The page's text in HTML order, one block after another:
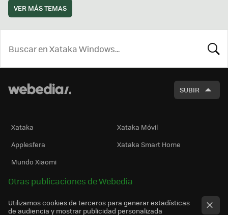
VER MÁS TEMAS
SUBIR
Xataka
Xataka Móvil
Applesfera
Xataka Smart Home
Mundo Xiaomi
Otras publicaciones de Webedia
Utilizamos cookies de terceros para generar estadísticas
de audiencia y mostrar publicidad personalizada